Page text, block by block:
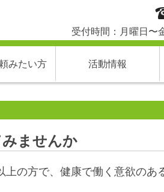
受付時間：月曜日
みたい方 活動情報
ませんか
の方で、健康で働く意欲のあ